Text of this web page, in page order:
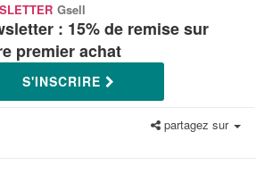
Gsell
: 15% de remise sur
premier achat
S'INSCRIRE
partagez sur